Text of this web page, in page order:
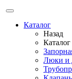
Каталог
Назад
Каталог
Люки и